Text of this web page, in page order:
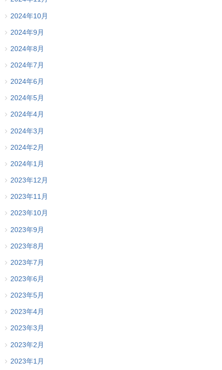
2024年10月
2024年9月
2024年8月
2024年7月
2024年6月
2024年5月
2024年4月
2024年3月
2024年2月
2024年1月
2023年12月
2023年11月
2023年10月
2023年9月
2023年8月
2023年7月
2023年6月
2023年5月
2023年4月
2023年3月
2023年2月
2023年1月